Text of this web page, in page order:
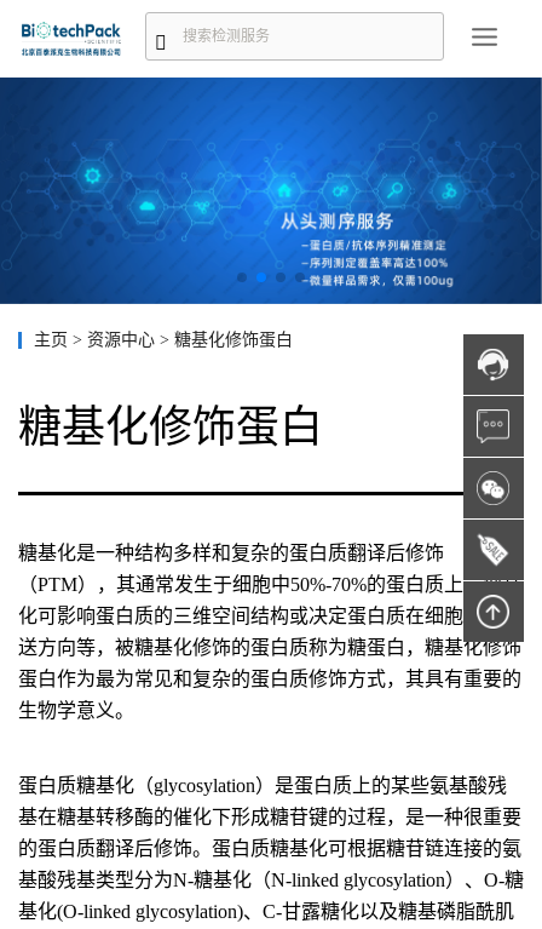
主页 > 资源中心 > 糖基化修饰蛋白
糖基化修饰蛋白
糖基化是一种结构多样和复杂的蛋白质翻译后修饰
（PTM），其通常发生于细胞中50%-70%的蛋白质上。糖基
化可影响蛋白质的三维空间结构或决定蛋白质在细胞内的传
送方向等，被糖基化修饰的蛋白质称为糖蛋白，糖基化修饰
蛋白作为最为常见和复杂的蛋白质修饰方式，其具有重要的
生物学意义。
蛋白质糖基化（glycosylation）是蛋白质上的某些氨基酸残
基在糖基转移酶的催化下形成糖苷键的过程，是一种很重要
的蛋白质翻译后修饰。蛋白质糖基化可根据糖苷链连接的氨
基酸残基类型分为N-糖基化（N-linked glycosylation）、O-糖
基化(O-linked glycosylation)、C-甘露糖化以及糖基磷脂酰肌